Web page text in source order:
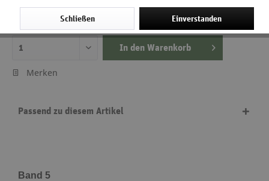
inkl. MwSt.zzgl. Versandkosten
Lieferzeit ca. 5 Tage
In den Warenkorb
Merken
Passend zu diesem Artikel
Band 5
Einverstanden
Schließen